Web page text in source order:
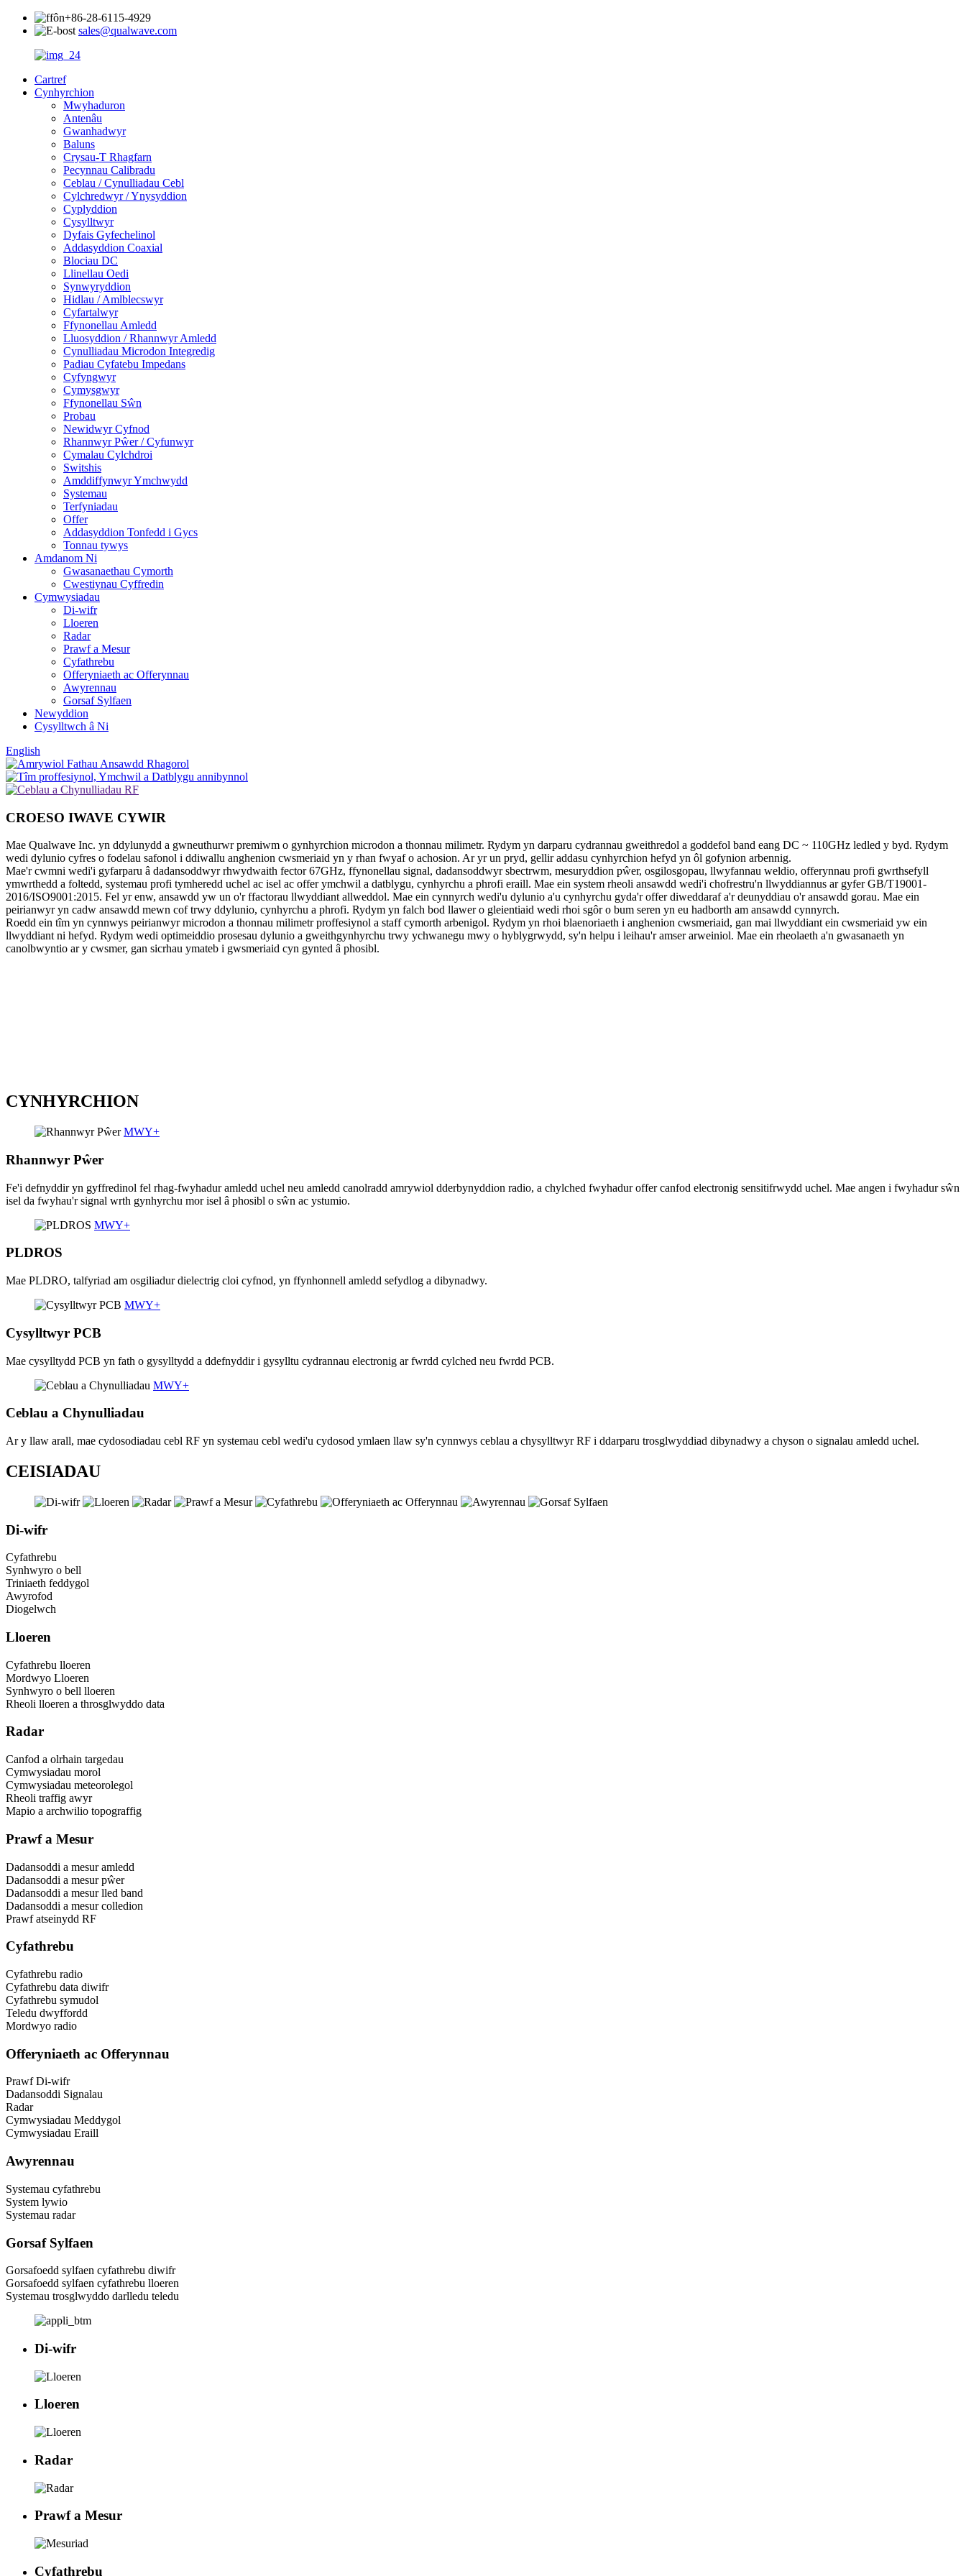
+86-28-6115-4929
sales@qualwave.com
Cartref
Cynhyrchion
Mwyhaduron
Antenâu
Gwanhadwyr
Baluns
Crysau-T Rhagfarn
Pecynnau Calibradu
Ceblau / Cynulliadau Cebl
Cylchredwyr / Ynysyddion
Cyplyddion
Cysylltwyr
Dyfais Gyfechelinol
Addasyddion Coaxial
Blociau DC
Llinellau Oedi
Synwyryddion
Hidlau / Amlblecswyr
Cyfartalwyr
Ffynonellau Amledd
Lluosyddion / Rhannwyr Amledd
Cynulliadau Microdon Integredig
Padiau Cyfatebu Impedans
Cyfyngwyr
Cymysgwyr
Ffynonellau Sŵn
Probau
Newidwyr Cyfnod
Rhannwyr Pŵer / Cyfunwyr
Cymalau Cylchdroi
Switshis
Amddiffynwyr Ymchwydd
Systemau
Terfyniadau
Offer
Addasyddion Tonfedd i Gycs
Tonnau tywys
Amdanom Ni
Gwasanaethau Cymorth
Cwestiynau Cyffredin
Cymwysiadau
Di-wifr
Lloeren
Radar
Prawf a Mesur
Cyfathrebu
Offeryniaeth ac Offerynnau
Awyrennau
Gorsaf Sylfaen
Newyddion
Cysylltwch â Ni
English
CROESO IWAVE CYWIR
Mae Qualwave Inc. yn ddylunydd a gwneuthurwr premiwm o gynhyrchion microdon a thonnau milimetr. Rydym yn darparu cydrannau gweithredol a goddefol band eang DC ~ 110GHz ledled y byd. Rydym
wedi dylunio cyfres o fodelau safonol i ddiwallu anghenion cwsmeriaid yn y rhan fwyaf o achosion. Ar yr un pryd, gellir addasu cynhyrchion hefyd yn ôl gofynion arbennig.
Mae'r cwmni wedi'i gyfarparu â dadansoddwyr rhwydwaith fector 67GHz, ffynonellau signal, dadansoddwyr sbectrwm, mesuryddion pŵer, osgilosgopau, llwyfannau weldio, offerynnau profi gwrthsefyll
ymwrthedd a foltedd, systemau profi tymheredd uchel ac isel ac offer ymchwil a datblygu, cynhyrchu a phrofi eraill. Mae ein system rheoli ansawdd wedi'i chofrestru'n llwyddiannus ar gyfer GB/T19001-
2016/ISO9001:2015. Fel yr enw, ansawdd yw un o'r ffactorau llwyddiant allweddol. Mae ein cynnyrch wedi'u dylunio a'u cynhyrchu gyda'r offer diweddaraf a'r deunyddiau o'r ansawdd gorau. Mae ein
peirianwyr yn cadw ansawdd mewn cof trwy ddylunio, cynhyrchu a phrofi. Rydym yn falch bod llawer o gleientiaid wedi rhoi sgôr o bum seren yn eu hadborth am ansawdd cynnyrch.
Roedd ein tîm yn cynnwys peirianwyr microdon a thonnau milimetr proffesiynol a staff cymorth arbenigol. Rydym yn rhoi blaenoriaeth i anghenion cwsmeriaid, gan mai llwyddiant ein cwsmeriaid yw ein
llwyddiant ni hefyd. Rydym wedi optimeiddio prosesau dylunio a gweithgynhyrchu trwy ychwanegu mwy o hyblygrwydd, sy'n helpu i leihau'r amser arweiniol. Mae ein rheolaeth a'n gwasanaeth yn
canolbwyntio ar y cwsmer, gan sicrhau ymateb i gwsmeriaid cyn gynted â phosibl.
CYNHYRCHION
MWY+
Rhannwyr Pŵer
Fe'i defnyddir yn gyffredinol fel rhag-fwyhadur amledd uchel neu amledd canolradd amrywiol dderbynyddion radio, a chylched fwyhadur offer canfod electronig sensitifrwydd uchel. Mae angen i fwyhadur sŵn
isel da fwyhau'r signal wrth gynhyrchu mor isel â phosibl o sŵn ac ystumio.
MWY+
PLDROS
Mae PLDRO, talfyriad am osgiliadur dielectrig cloi cyfnod, yn ffynhonnell amledd sefydlog a dibynadwy.
MWY+
Cysylltwyr PCB
Mae cysylltydd PCB yn fath o gysylltydd a ddefnyddir i gysylltu cydrannau electronig ar fwrdd cylched neu fwrdd PCB.
MWY+
Ceblau a Chynulliadau
Ar y llaw arall, mae cydosodiadau cebl RF yn systemau cebl wedi'u cydosod ymlaen llaw sy'n cynnwys ceblau a chysylltwyr RF i ddarparu trosglwyddiad dibynadwy a chyson o signalau amledd uchel.
CEISIADAU
Di-wifr
Cyfathrebu
Synhwyro o bell
Triniaeth feddygol
Awyrofod
Diogelwch
Lloeren
Cyfathrebu lloeren
Mordwyo Lloeren
Synhwyro o bell lloeren
Rheoli lloeren a throsglwyddo data
Radar
Canfod a olrhain targedau
Cymwysiadau morol
Cymwysiadau meteorolegol
Rheoli traffig awyr
Mapio a archwilio topograffig
Prawf a Mesur
Dadansoddi a mesur amledd
Dadansoddi a mesur pŵer
Dadansoddi a mesur lled band
Dadansoddi a mesur colledion
Prawf atseinydd RF
Cyfathrebu
Cyfathrebu radio
Cyfathrebu data diwifr
Cyfathrebu symudol
Teledu dwyffordd
Mordwyo radio
Offeryniaeth ac Offerynnau
Prawf Di-wifr
Dadansoddi Signalau
Radar
Cymwysiadau Meddygol
Cymwysiadau Eraill
Awyrennau
Systemau cyfathrebu
System lywio
Systemau radar
Gorsaf Sylfaen
Gorsafoedd sylfaen cyfathrebu diwifr
Gorsafoedd sylfaen cyfathrebu lloeren
Systemau trosglwyddo darlledu teledu
Di-wifr
Lloeren
Radar
Prawf a Mesur
Cyfathrebu